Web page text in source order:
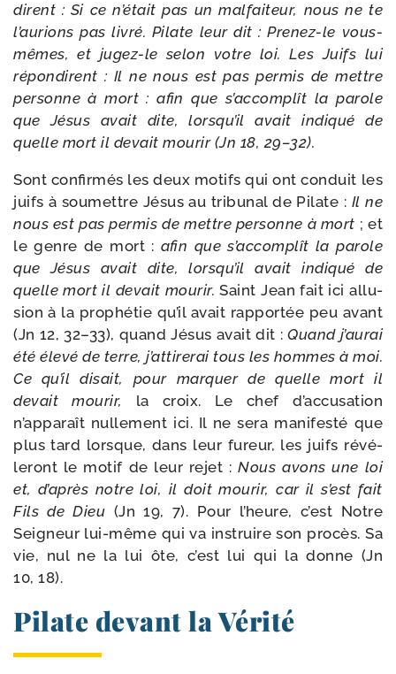
dirent : Si ce n’é­tait pas un mal­fai­teur, nous ne te
l’au­rions pas livré. Pilate leur dit : Prenez-​le vous-​
mêmes, et jugez-​le selon votre loi. Les Juifs lui
répon­dirent : Il ne nous est pas per­mis de mettre
per­sonne à mort : afin que s’ac­com­plît la parole
que Jésus avait dite, lors­qu’il avait indi­qué de
quelle mort il devait mou­rir (Jn 18, 29–32).
Sont confir­més les deux motifs qui ont conduit les
juifs à sou­mettre Jésus au tri­bu­nal de Pilate : Il ne
nous est pas per­mis de mettre per­sonne à mort ; et
le genre de mort : afin que s’ac­com­plît la parole
que Jésus avait dite, lors­qu’il avait indi­qué de
quelle mort il devait mou­rir. Saint Jean fait ici allu­
sion à la pro­phé­tie qu’il avait rap­por­tée peu avant
(Jn 12, 32–33), quand Jésus avait dit : Quand j’au­rai
été éle­vé de terre, j’at­ti­re­rai tous les hommes à moi.
Ce qu’il disait, pour mar­quer de quelle mort il
devait mou­rir,
la croix. Le chef d’accusation
n’apparaît nul­le­ment ici. Il ne sera mani­fes­té que
plus tard lorsque, dans leur fureur, les juifs révé­
le­ront le motif de leur rejet :Nous avons une loi
et, d’a­près notre loi, il doit mou­rir, car il s’est fait
Fils de Dieu (Jn 19, 7). Pour l’heure, c’est Notre
Seigneur lui-​même qui va ins­truire son pro­cès. Sa
vie, nul ne la lui ôte, c’est lui qui la donne (Jn
10, 18).
Pilate devant la Vérité